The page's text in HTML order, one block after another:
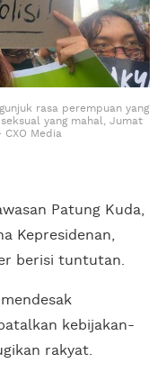
rasa perempuan yang
yang mahal, Jumat
Media
Patung Kuda,
Kepresidenan,
berisi tuntutan.
kebijakan-
rakyat.